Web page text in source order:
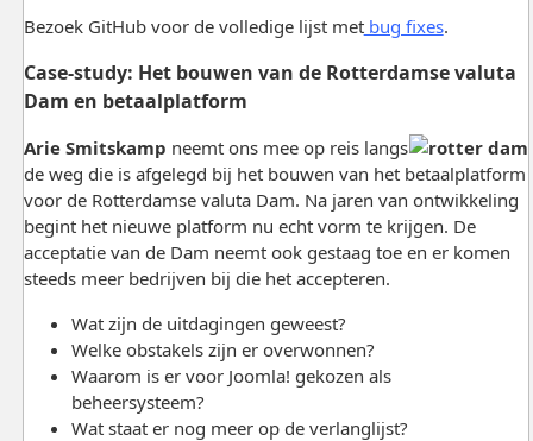
Bezoek GitHub voor de volledige lijst metbug fixes.
Case-study: Het bouwen van de Rotterdamse valuta
Dam en betaalplatform
Arie Smitskamp neemt ons mee op reis langs
de weg die is afgelegd bij het bouwen van het betaalplatform
voor de Rotterdamse valuta Dam. Na jaren van ontwikkeling
begint het nieuwe platform nu echt vorm te krijgen. De
acceptatie van de Dam neemt ook gestaag toe en er komen
steeds meer bedrijven bij die het accepteren.
Wat zijn de uitdagingen geweest?
Welke obstakels zijn er overwonnen?
Waarom is er voor Joomla! gekozen als
beheersysteem?
Wat staat er nog meer op de verlanglijst?